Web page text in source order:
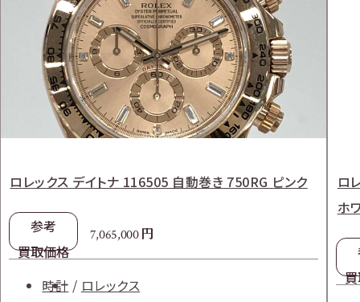
ロレックス デイトナ 116505 自動巻き 750RG ピンク
参考
買取価格
7,065,000円
時計 ロレックス
ロ
ホ